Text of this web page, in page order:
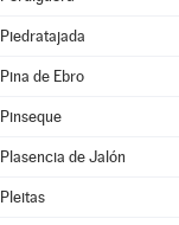
Piedratajada
Pina de Ebro
Pinseque
Plasencia de Jalón
Pleitas